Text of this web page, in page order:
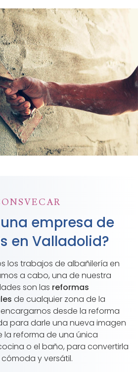
empresa de
en Valladolid?
los trabajos de albañilería en
a cabo, una de nuestra
son las reformas
de cualquier zona de la
desde la reforma
para darle una nueva imagen
reforma de una única
o el baño, para convertirla
y versátil.